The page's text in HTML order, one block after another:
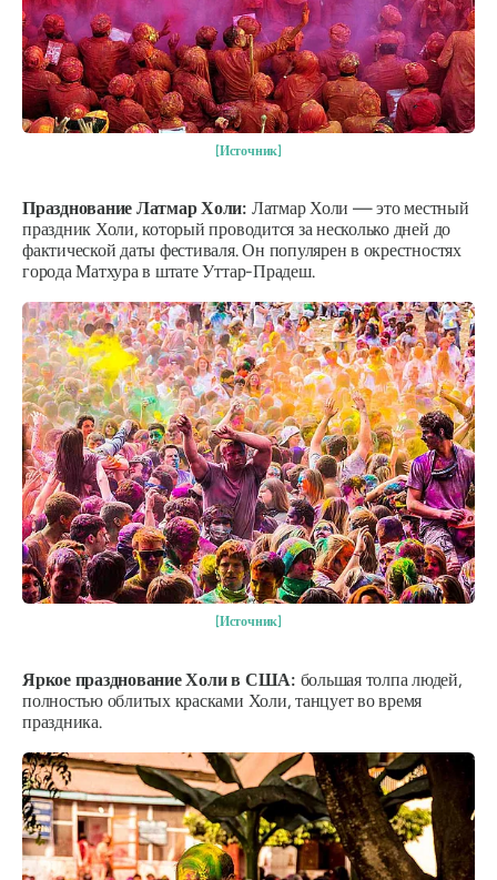
[Источник]
Празднование Латмар Холи: Латмар Холи — это местный
праздник Холи, который проводится за несколько дней до
фактической даты фестиваля. Он популярен в окрестностях
города Матхура в штате Уттар-Прадеш.
[Источник]
Яркое празднование Холи в США: большая толпа людей,
полностью облитых красками Холи, танцует во время
праздника.